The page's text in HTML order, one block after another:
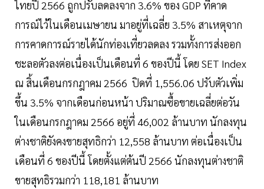
ไทยปี 2566 ถูกปรับลดลงจาก 3.6% ของ GDP ที่คาด
การณ์ไว้ในเดือนเมษายน มาอยู่ที่เฉลี่ย 3.5% สาเหตุจาก
การคาดการณ์รายได้นักท่องเที่ยวลดลง รวมทั้งการส่งออก
ชะลอตัวลงต่อเนื่องเป็นเดือนที่ 6 ของปีนี้ โดย SET Index
ณ สิ้นเดือนกรกฎาคม 2566 ปิดที่ 1,556.06 ปรับตัวเพิ่ม
ขึ้น 3.5% จากเดือนก่อนหน้า ปริมาณซื้อขายเฉลี่ยต่อวัน
ในเดือนกรกฎาคม 2566 อยู่ที่ 46,002 ล้านบาท นักลงทุน
ต่างชาติยังคงขายสุทธิกว่า 12,558 ล้านบาท ต่อเนื่องเป็น
เดือนที่ 6 ของปีนี้ โดยตั้งแต่ต้นปี 2566 นักลงทุนต่างชาติ
ขายสุทธิรวมกว่า 118,181 ล้านบาท